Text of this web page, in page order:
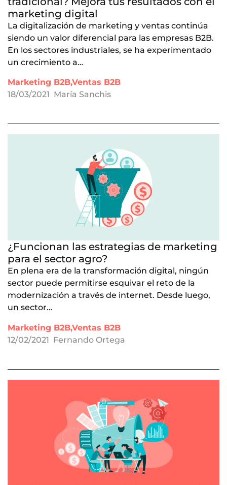
marketing digital
La digitalización de marketing y ventas continúa
siendo un valor diferencial para las empresas B2B.
En los sectores industriales, se ha experimentado
un crecimiento a…
Marketing B2B,Ventas B2B
18/03/2021 María Sanchis
¿Funcionan las estrategias de marketing
para el sector agro?
En plena era de la transformación digital, ningún
sector puede permitirse esquivar el reto de la
modernización a través de internet. Desde luego,
un sector…
Marketing B2B,Ventas B2B
12/02/2021 Fernando Ortega